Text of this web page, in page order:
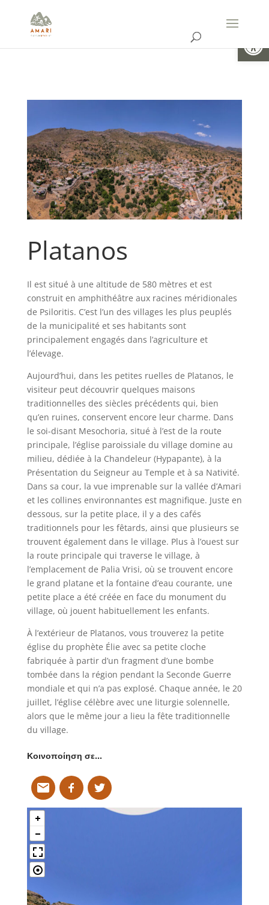
Platanos
Il est situé à une altitude de 580 mètres et est
construit en amphithéâtre aux racines méridionales
de Psiloritis. C’est l’un des villages les plus peuplés
de la municipalité et ses habitants sont
principalement engagés dans l’agriculture et
l’élevage.
Aujourd’hui, dans les petites ruelles de Platanos, le
visiteur peut découvrir quelques maisons
traditionnelles des siècles précédents qui, bien
qu’en ruines, conservent encore leur charme. Dans
le soi-disant Mesochoria, situé à l’est de la route
principale, l’église paroissiale du village domine au
milieu, dédiée à la Chandeleur (Hypapante), à la
Présentation du Seigneur au Temple et à sa Nativité.
Dans sa cour, la vue imprenable sur la vallée d’Amari
et les collines environnantes est magnifique. Juste en
dessous, sur la petite place, il y a des cafés
traditionnels pour les fêtards, ainsi que plusieurs se
trouvent également dans le village. Plus à l’ouest sur
la route principale qui traverse le village, à
l’emplacement de Palia Vrisi, où se trouvent encore
le grand platane et la fontaine d’eau courante, une
petite place a été créée en face du monument du
village, où jouent habituellement les enfants.
À l’extérieur de Platanos, vous trouverez la petite
église du prophète Élie avec sa petite cloche
fabriquée à partir d’un fragment d’une bombe
tombée dans la région pendant la Seconde Guerre
mondiale et qui n’a pas explosé. Chaque année, le 20
juillet, l’église célèbre avec une liturgie solennelle,
alors que le même jour a lieu la fête traditionnelle
du village.
Κοινοποίηση σε…